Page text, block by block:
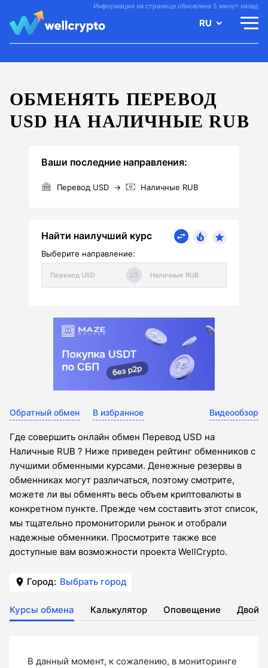
Информация на странице обновлена 5 минут назад
RU
ОБМЕНЯТЬ ПЕРЕВОД
USD НА НАЛИЧНЫЕ RUB
Ваши последние направления:
Перевод USD → Наличные RUB
Найти наилучший курс
Выберите направление:
Обратный обмен В избранное Видеообзор
Где совершить онлайн обмен Перевод USD на
Наличные RUB ? Ниже приведен рейтинг обменников с
лучшими обменными курсами. Денежные резервы в
обменниках могут различаться, поэтому смотрите,
можете ли вы обменять весь объем криптовалюты в
конкретном пункте. Прежде чем составить этот список,
мы тщательно промониторили рынок и отобрали
надежные обменники. Просмотрите также все
доступные вам возможности проекта WellCrypto.
Город: Выбрать город
Курсы обмена Калькулятор Оповещение
В данный момент, к сожалению, в мониторинге